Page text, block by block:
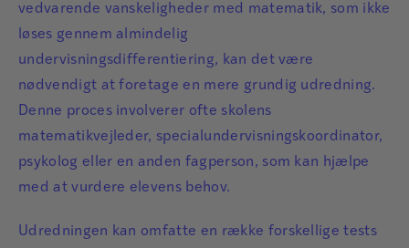
vedvarende vanskeligheder med matematik, som ikke
løses gennem almindelig
undervisningsdifferentiering, kan det være
nødvendigt at foretage en mere grundig udredning.
Denne proces involverer ofte skolens
matematikvejleder, specialundervisningskoordinator,
psykolog eller en anden fagperson, som kan hjælpe
med at vurdere elevens behov.
Udredningen kan omfatte en række forskellige tests